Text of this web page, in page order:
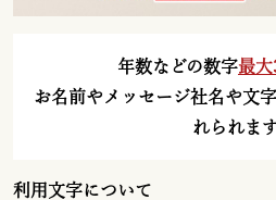
年数などの数字最
お名前やメッセージ社名や文
れられます
利用文字について